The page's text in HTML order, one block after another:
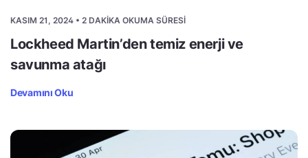
KASIM 21, 2024 • 2 DAKIKA OKUMA SÜRESI
Lockheed Martin’den temiz enerji ve
savunma atağı
Devamını Oku